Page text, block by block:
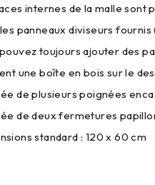
internes de la malle sont
panneaux diviseurs
toujours ajouter des
une boîte en bois sur le
de plusieurs poignées
de deux fermetures
standard : 120 x 60 cm